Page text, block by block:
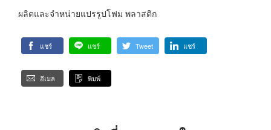
ผลิตและจำหน่ายแปรรูปโฟม พลาสติก
แชร์ แชร์ Tweet แชร์
อีเมล พิมพ์